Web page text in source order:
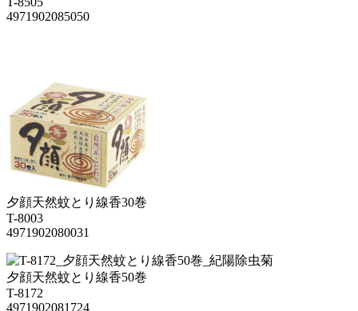
4971902085050
夕顔天然蚊とり線香30巻
T-8003
4971902080031
夕顔天然蚊とり線香50巻
T-8172
4971902081724